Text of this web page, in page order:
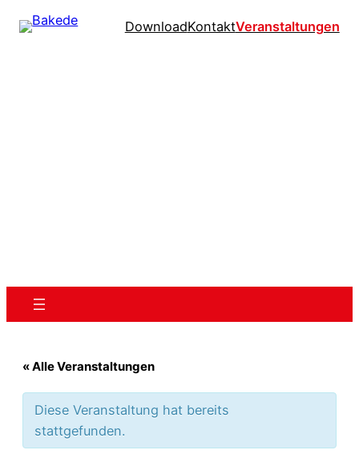
DownloadKontaktVeranstaltungen
« Alle Veranstaltungen
Diese Veranstaltung hat bereits
stattgefunden.